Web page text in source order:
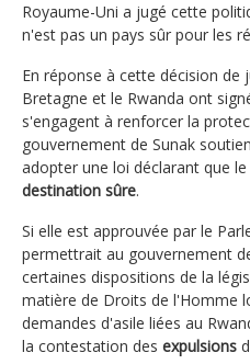
Royaume-Uni a jugé cette
n'est pas un pays sûr pour les
En réponse à cette décision de
Bretagne et le Rwanda ont
s'engagent à renforcer la
gouvernement de Sunak
adopter une loi déclarant que
destination sûre.
Si elle est approuvée par le
permettrait au gouvernement
certaines dispositions de la
matière de Droits de l'Homme
demandes d'asile liées au
la contestation des expulsions